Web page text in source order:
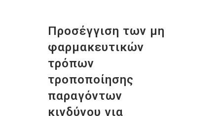
Προσέγγιση των μη
φαρμακευτικών
τρόπων
τροποποίησης
παραγόντων
κινδύνου για